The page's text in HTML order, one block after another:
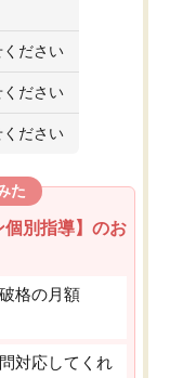
ださい
ださい
ださい
た
個別指導】のお
格の月額
対応してくれ